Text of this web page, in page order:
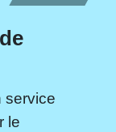
service
le